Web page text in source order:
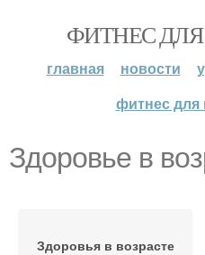
ФИТНЕС
главная новости
фитнес для
Здоровье в
Здоровья в возрасте